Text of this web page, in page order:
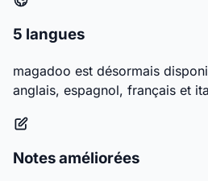
5 langues
magadoo est désormais
anglais, espagnol, français et
Notes améliorées